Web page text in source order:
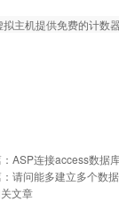
拟主机提供免费的计数
ASP连接access数据
请问能多建立多个数
文章